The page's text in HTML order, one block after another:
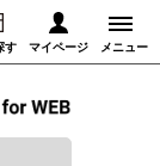
す マイページ メニュー